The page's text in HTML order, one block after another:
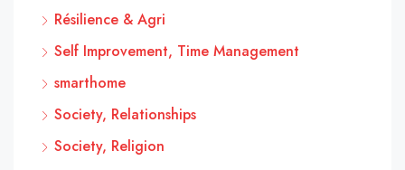
Résilience & Agri
Self Improvement, Time Management
smarthome
Society, Relationships
Society, Religion